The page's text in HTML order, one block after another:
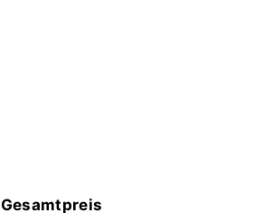
Gesamtpreis